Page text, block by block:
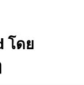
โดย